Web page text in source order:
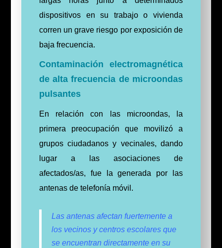
dispositivos en su trabajo o vivienda
corren un grave riesgo por exposición de
baja frecuencia.
Contaminación electromagnética
de alta frecuencia de microondas
pulsantes
En relación con las microondas, la
primera preocupación que movilizó a
grupos ciudadanos y vecinales, dando
lugar a las asociaciones de
afectados/as, fue la generada por las
antenas de telefonía móvil.
Las antenas afectan fuertemente a
los vecinos y centros escolares que
se encuentran directamente en su